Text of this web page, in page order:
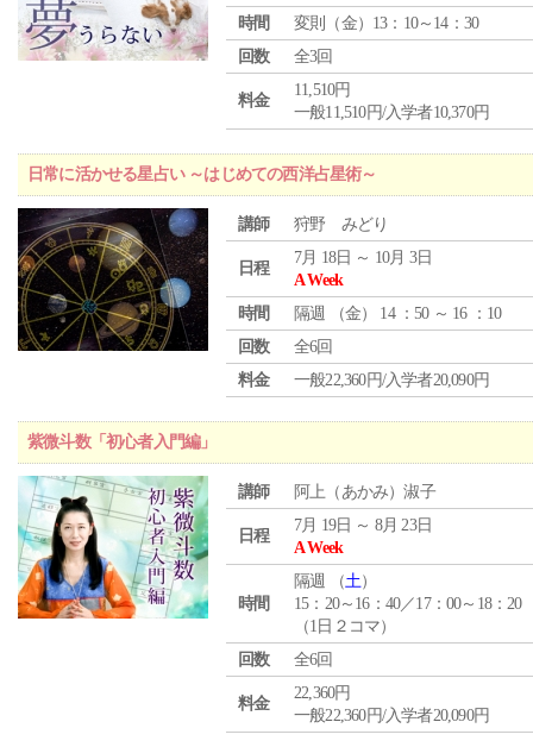
時間
変則（金）13：10～14：30
回数
全3回
料金
11,510円
一般11,510円/入学者10,370円
日常に活かせる星占い ～はじめての西洋占星術～
講師 狩野 みどり
日程
7月 18日 ～ 10月 3日
A Week
時間
隔週 （金） 14 ：50 ～ 16 ：10
回数
全6回
料金
一般22,360円/入学者20,090円
紫微斗数「初心者入門編」
講師 阿上（あかみ）淑子
日程
7月 19日 ～ 8月 23日
A Week
時間
隔週 （土）
15：20～16：40／17：00～18：20
（1日２コマ）
回数
全6回
料金
22,360円
一般22,360円/入学者20,090円